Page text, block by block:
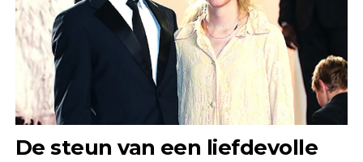
De steun van een liefdevolle